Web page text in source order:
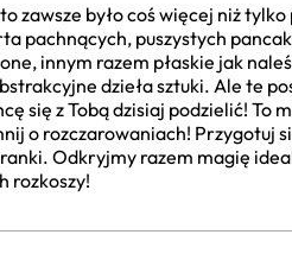
zawsze było coś więcej niż
pachnących, puszystych
innym razem płaskie jak
dzieła sztuki. Ale te
się z Tobą dzisiaj podzielić! To
o rozczarowaniach! Przygotuj
Odkryjmy razem magię
rozkoszy!